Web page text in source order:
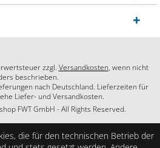
zzgl. Versandkosten, wenn nicht
beschrieben.
nach Deutschland. Lieferzeiten für
Liefer- und Versandkosten.
FWT GmbH - All Rights Reserved.
die für den technischen Betrieb der